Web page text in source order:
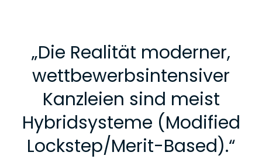
„Die Realität moderner,
wettbewerbsintensiver
Kanzleien sind meist
Hybridsysteme (Modified
Lockstep/Merit-Based).“